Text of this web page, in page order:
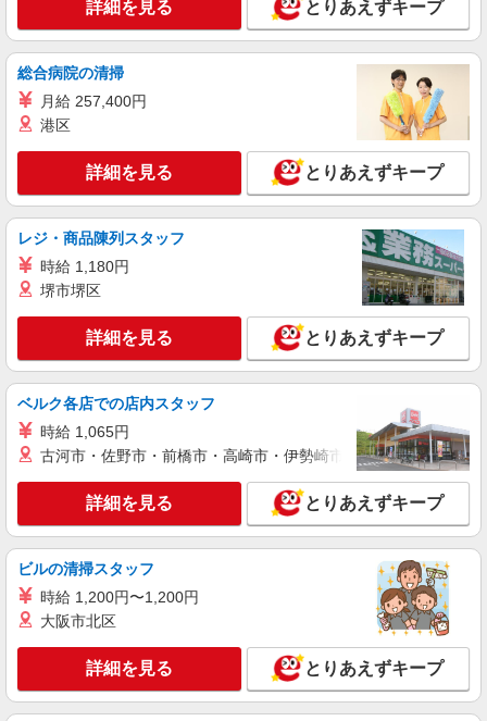
時給1,120円 ※22:00〜翌5:00：時給1,400円 ※
高校生時給1,085円 ※早朝手当（5:00〜9:00）時給
広島県福山市南蔵王町5-16-23
キープ 詳細を見る
アルバイト パート
ピザハット 福山ばら公園前店
ピザの宅配／デリバリー・配達
時給1,100円以上 平日 時給1,100円以上 高校
生 時給1,100円以上
詳細を見る
アルバイト パート
すき家 福山多治米店
すき家の店舗スタッフ（接客・調理・清掃な
時給1,120円 ※22:00〜翌5:00：時給1,400円 ※
高校生時給1,085円 ※早朝手当（5:00〜9:00）時給
＋150円広島県福山市多治米町5-28-13
キープ 詳細を見る
アルバイト
COCO’S 福山蔵王店
ココスのキッチン（フード）スタッフ
時給1100円 ※22:00〜翌5:00：時給1375円 ※
高校生時給1100円 ■【土日祝加給】 土日祝は1時
詳細を見る とりあえずキープ
総合病院の清掃
月給 257,400円
港区
詳細を見る とりあえずキープ
レジ・商品陳列スタッフ
時給 1,180円
堺市堺区
詳細を見る とりあえずキープ
ベルク各店での店内スタッフ
時給 1,065円
古河市・佐野市・前橋市・高崎市・伊勢崎市・太田市・館林市
詳細を見る とりあえずキープ
ビルの清掃スタッフ
時給 1,200円〜1,200円
大阪市北区
詳細を見る とりあえずキープ